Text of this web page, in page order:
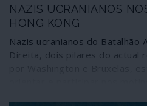
NAZIS UCRANIANOS
HONG KONG
Nazis ucranianos do Batalhão
Direita, dois pilares do actual